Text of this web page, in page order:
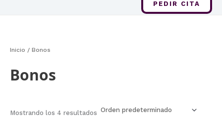
PEDIR CITA
Inicio / Bonos
Bonos
Mostrando los 4 resultados